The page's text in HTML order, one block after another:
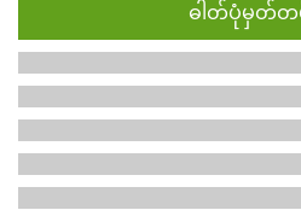
ဓါတ်ပုံမှတ်တမ်